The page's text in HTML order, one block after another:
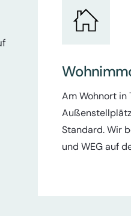
Am Wohnort in
Standard. Wir
und WEG auf